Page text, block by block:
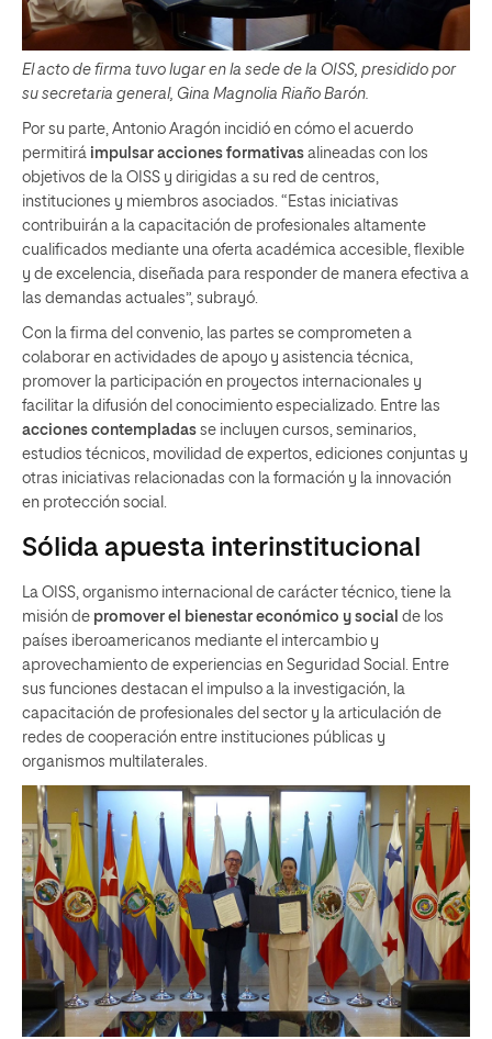
El acto de firma tuvo lugar en la sede de la OISS, presidido por
su secretaria general, Gina Magnolia Riaño Barón.
Por su parte, Antonio Aragón incidió en cómo el acuerdo
permitirá impulsar acciones formativas alineadas con los
objetivos de la OISS y dirigidas a su red de centros,
instituciones y miembros asociados. “Estas iniciativas
contribuirán a la capacitación de profesionales altamente
cualificados mediante una oferta académica accesible, flexible
y de excelencia, diseñada para responder de manera efectiva a
las demandas actuales”, subrayó.
Con la firma del convenio, las partes se comprometen a
colaborar en actividades de apoyo y asistencia técnica,
promover la participación en proyectos internacionales y
facilitar la difusión del conocimiento especializado. Entre las
acciones contempladas se incluyen cursos, seminarios,
estudios técnicos, movilidad de expertos, ediciones conjuntas y
otras iniciativas relacionadas con la formación y la innovación
en protección social.
Sólida apuesta interinstitucional
La OISS, organismo internacional de carácter técnico, tiene la
misión de promover el bienestar económico y social de los
países iberoamericanos mediante el intercambio y
aprovechamiento de experiencias en Seguridad Social. Entre
sus funciones destacan el impulso a la investigación, la
capacitación de profesionales del sector y la articulación de
redes de cooperación entre instituciones públicas y
organismos multilaterales.